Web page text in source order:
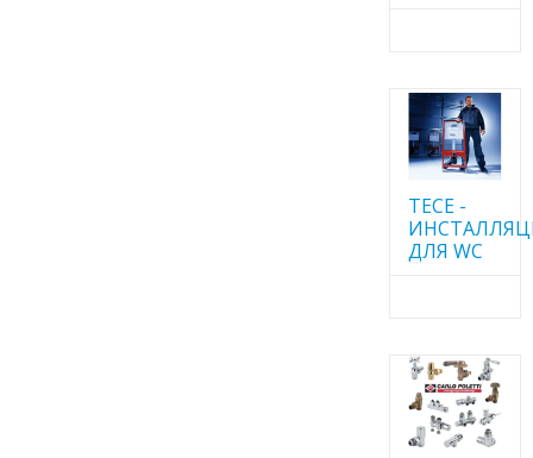
TECE -
ДЛЯ WC